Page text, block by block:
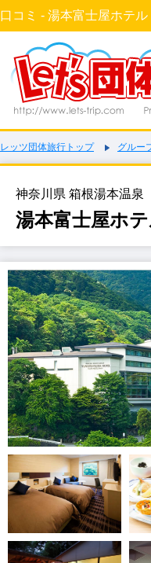
口コミ - 湯本富士屋ホテ
レッツ団体旅行トップ グルー
神奈川県 箱根湯本温泉
湯本富士屋ホ